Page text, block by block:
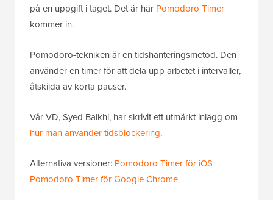
på en uppgift i taget. Det är här Pomodoro Timer
kommer in.
Pomodoro-tekniken är en tidshanteringsmetod. Den
använder en timer för att dela upp arbetet i intervaller,
åtskilda av korta pauser.
Vår VD, Syed Balkhi, har skrivit ett utmärkt inlägg om
hur man använder tidsblockering.
Alternativa versioner: Pomodoro Timer för iOS |
Pomodoro Timer för Google Chrome